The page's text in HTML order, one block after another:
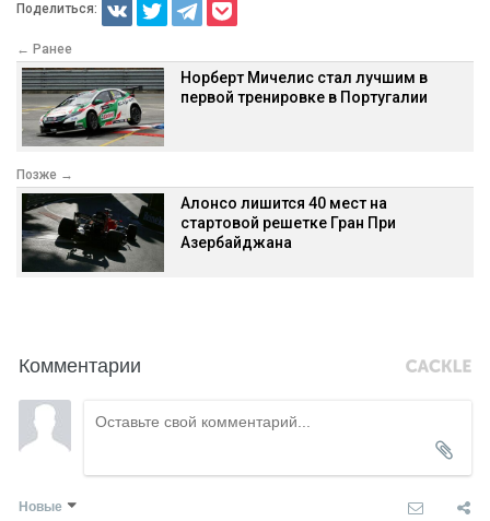
Поделиться:
← Ранее
Норберт Мичелис стал лучшим в
первой тренировке в Португалии
Позже →
Алонсо лишится 40 мест на
стартовой решетке Гран При
Азербайджана
Комментарии
Новые